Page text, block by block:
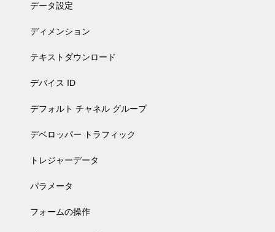
データ設定
ディメンション
テキストダウンロード
デバイス ID
デフォルト チャネル グループ
デベロッパー トラフィック
トレジャーデータ
パラメータ
フォームの操作